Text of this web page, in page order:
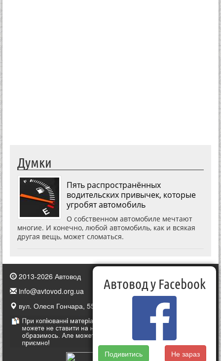
Думки
Пять распространённых
водительских привычек, которые
угробят автомобиль
О собственном автомобиле мечтают
многие. И конечно, любой автомобиль, как и всякая
другая вещь, может сломаться.
2013-2026 Автовод
info@avtovod.org.ua
вул. Олеся Гончара, 55, Київ, Україна
Автовод у Facebook
Подивитись Не зараз